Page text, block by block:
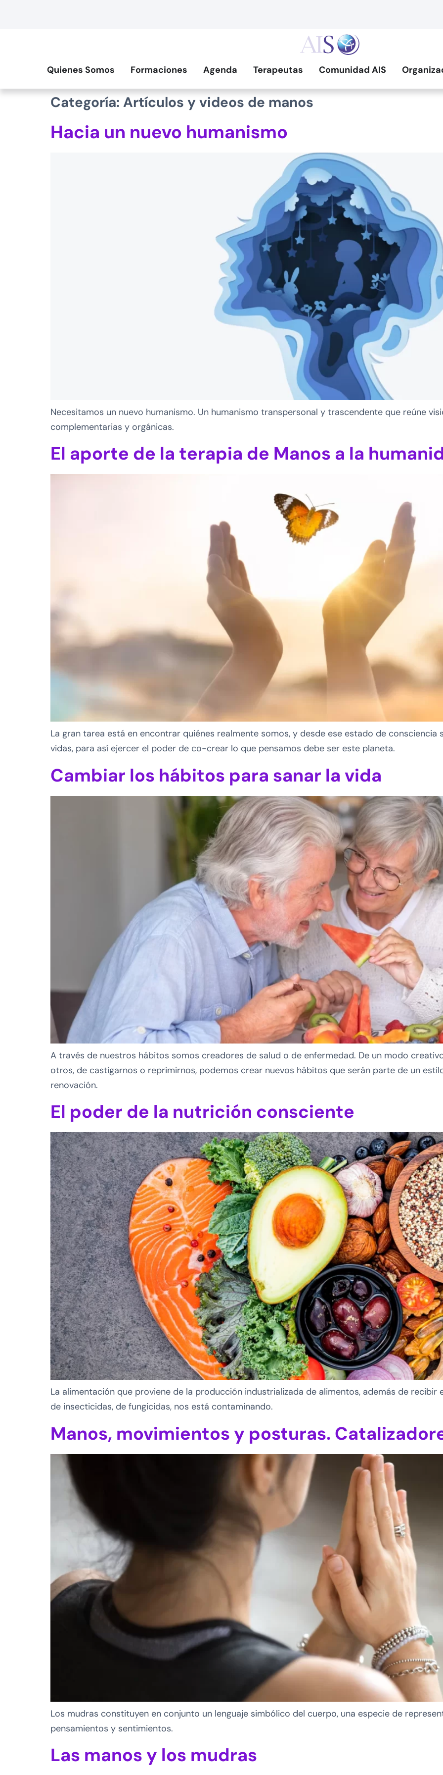
Quienes Somos Formaciones Agenda Terapeutas Comunidad AIS
Categoría: Artículos y videos de manos
Hacia un nuevo humanismo
Necesitamos un nuevo humanismo. Un humanismo transpersonal y trascendente que reúne
complementarias y orgánicas.
El aporte de la terapia de Manos a la
La gran tarea está en encontrar quiénes realmente somos, y desde ese estado de
vidas, para así ejercer el poder de co-crear lo que pensamos debe ser este planeta.
Cambiar los hábitos para sanar la vida
A través de nuestros hábitos somos creadores de salud o de enfermedad. De un modo
otros, de castigarnos o reprimirnos, podemos crear nuevos hábitos que serán parte de un
renovación.
El poder de la nutrición consciente
La alimentación que proviene de la producción industrializada de alimentos, además de recibir
de insecticidas, de fungicidas, nos está contaminando.
Manos, movimientos y posturas.
Los mudras constituyen en conjunto un lenguaje simbólico del cuerpo, una especie de
pensamientos y sentimientos.
Las manos y los mudras